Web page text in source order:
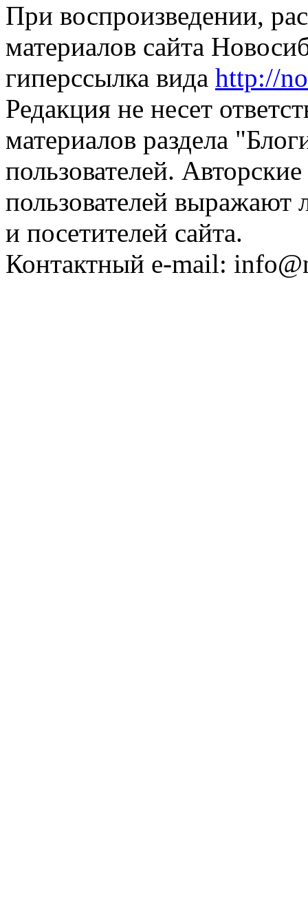
При воспроизведении,
материалов сайта
гиперссылка вида http://
Редакция не несет
материалов раздела
пользователей.
пользователей выражают
и посетителей сайта.
Контактный e-mail: